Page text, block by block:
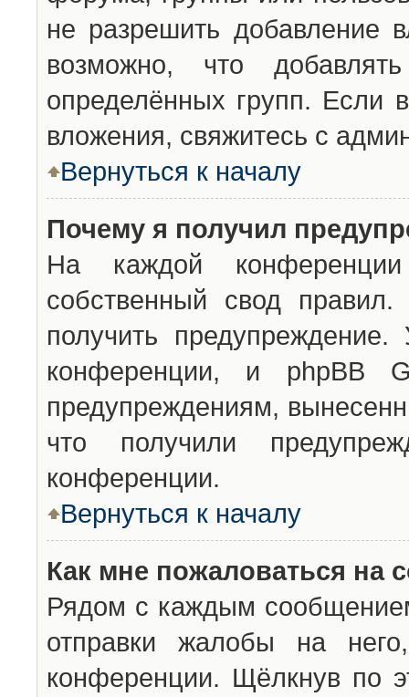
не разрешить добавление
возможно, что
определённых групп. Если
вложения, свяжитесь с
Вернуться к началу
Почему я получил
На каждой конференции
собственный свод
получить
конференции, и phpBB
предупреждениям,
что получили
конференции.
Вернуться к началу
Как мне пожаловаться на
Рядом с каждым
отправки жалобы на
конференции. Щёлкнув по